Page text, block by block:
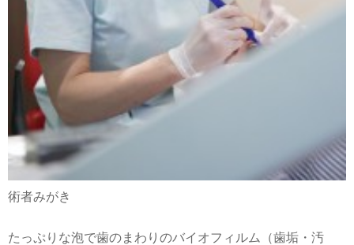
術者みがき
たっぷりな泡で歯のまわりのバイオフィルム（歯垢・汚